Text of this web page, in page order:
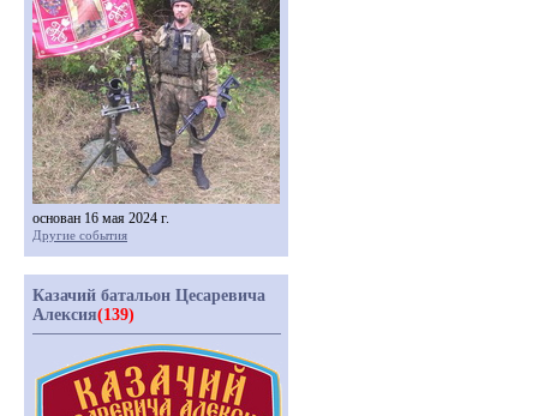
основан 16 мая 2024 г.
Другие события
Казачий батальон Цесаревича
Алексия(139)